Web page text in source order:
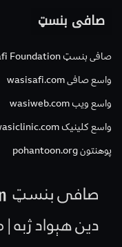
صافی بنسټ
صافی بنسټ Safi Foundation
واسع صافی wasisafi.com
واسع ویب wasiweb.com
واسع کلینیک wasiclinic.com
پوهنتون pohantoon.org